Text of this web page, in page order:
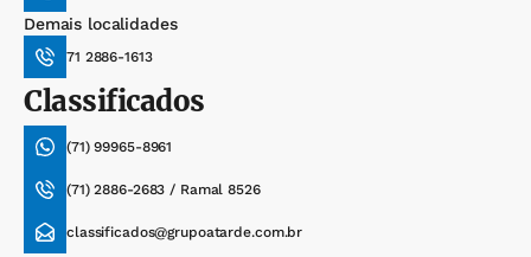
Demais localidades
71 2886-1613
Classificados
(71) 99965-8961
(71) 2886-2683 / Ramal 8526
classificados@grupoatarde.com.br